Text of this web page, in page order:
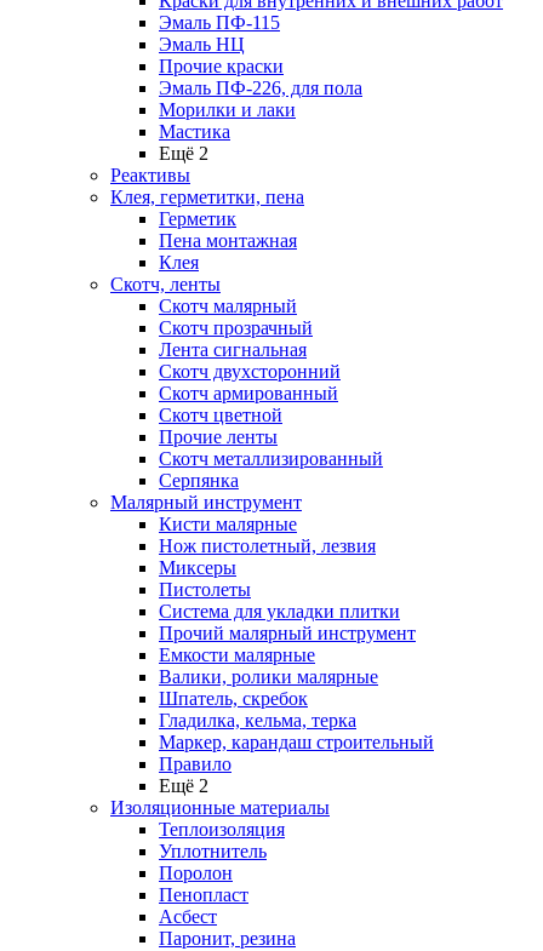
Эмаль ПФ-115
Эмаль НЦ
Прочие краски
Эмаль ПФ-226, для пола
Морилки и лаки
Мастика
Ещё 2
Реактивы
Клея, герметитки, пена
Герметик
Пена монтажная
Клея
Скотч, ленты
Скотч малярный
Скотч прозрачный
Лента сигнальная
Скотч двухсторонний
Скотч армированный
Скотч цветной
Прочие ленты
Скотч металлизированный
Серпянка
Малярный инструмент
Кисти малярные
Нож пистолетный, лезвия
Миксеры
Пистолеты
Система для укладки плитки
Прочий малярный инструмент
Емкости малярные
Валики, ролики малярные
Шпатель, скребок
Гладилка, кельма, терка
Маркер, карандаш строительный
Правило
Ещё 2
Изоляционные материалы
Теплоизоляция
Уплотнитель
Поролон
Пенопласт
Асбест
Паронит, резина